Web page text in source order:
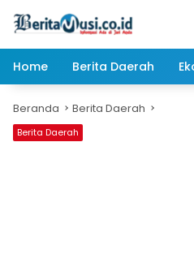
Home
Berita Daerah
Beranda Berita Daerah
Berita Daerah